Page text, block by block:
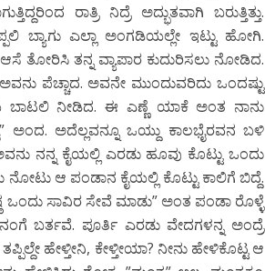
ರಾತ್ರಿ ನಿದ್ರೆ ಅದ್ಭುತವಾಗಿ ಬರುತ್ತಿತ್ತು.
ಬ್ಯಾಗು ಎಲ್ಲಾ ಅಂಗಡಿಯಲ್ಲೇ ಇಟ್ಟು ಹೋಗಿ.
ತೋರಿಸಿ ತನ್ನ ವ್ಯಾಪಾರ ಕುದುರಿಸಲು ನೋಡಿದ.
ಪೆಚ್ಚಾದ. ಅವನೇ ಮುಂದುವರಿದು ಒಂದಷ್ಟು
ಬಾಟಲಿ ನೀಡಿದ. ಈ ಎಣ್ಣೆ ಯಾಕೆ ಅಂತ ನಾನು
ಅಂದ. ಅದೆಲ್ಲವನ್ನೂ ಒಯ್ದು ಕಾಲಭೈರವನ ಬಳಿ
ನನ್ನ ಕೈಯಲ್ಲಿ ಎರಡು ಹೂವು ಕೊಟ್ಟು ಒಂದು
ಆ ಪಂಡಾನ ಕೈಯಲ್ಲಿ ಕೊಟ್ಟು ಕಾಲಿಗೆ ಬಿದ್ದೆ.
ಸಾವಿರ ಸೇವೆ ಮಾಡು” ಅಂತ ಪಂಡಾ ರೊಳ್ಳೆ
ಬರ್ತವೆ. ಪೂರ್ತಿ ಎರಡು ವೇದಗಳನ್ನ ಅಂದ್ರೆ
ಹೇಳ್ತೀನಿ, ಕೇಳ್ತೀಯಾ? ನೀನು ಹೇಳಿಕೊಟ್ಟ ಆ